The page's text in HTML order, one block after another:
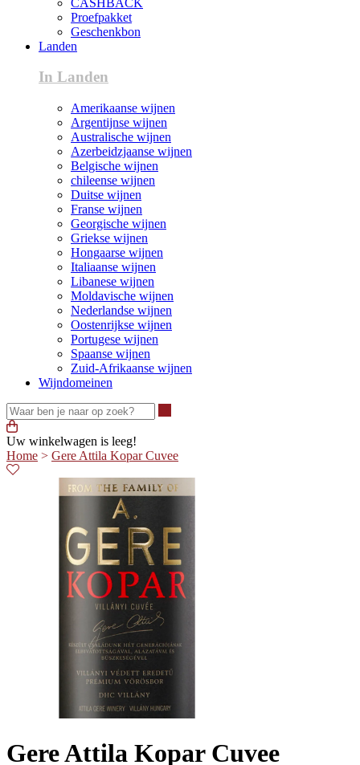
Proefpakket
Geschenkbon
Landen
In Landen
Amerikaanse wijnen
Argentijnse wijnen
Australische wijnen
Azerbeidzjaanse wijnen
Belgische wijnen
chileense wijnen
Duitse wijnen
Franse wijnen
Georgische wijnen
Griekse wijnen
Hongaarse wijnen
Italiaanse wijnen
Libanese wijnen
Moldavische wijnen
Nederlandse wijnen
Oostenrijkse wijnen
Portugese wijnen
Spaanse wijnen
Zuid-Afrikaanse wijnen
Wijndomeinen
Uw winkelwagen is leeg!
Home > Gere Attila Kopar Cuvee
Gere Attila Kopar Cuvee